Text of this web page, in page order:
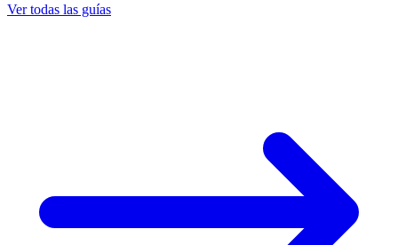
Ver todas las guías